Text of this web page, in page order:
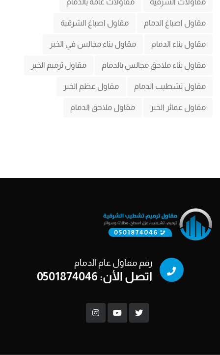
مقاول اصباغ الدمام مقاول اصباغ الشرقية
مقاول بناء الدمام مقاول بناء مجالس في الخبر
مقاول بناء ملاحق مجالس بالدمام مقاول ترميم الخبر
مقاول تشطيب الدمام مقاول عظم الخبر
مقاول عمائر الخبر مقاول ملاحق الدمام
رقم مقاول عام الدمام
اتصل الأن: 0501874046